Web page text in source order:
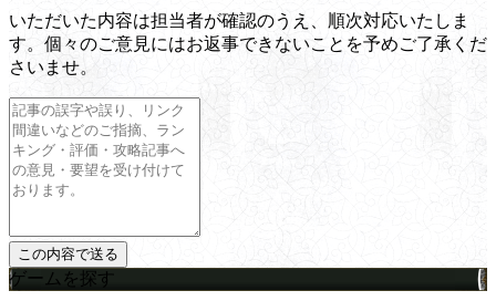
いただいた内容は担当者が確認のうえ、順次対応いたしま
す。個々のご意見にはお返事できないことを予めご了承くだ
さいませ。
ゲームを探す